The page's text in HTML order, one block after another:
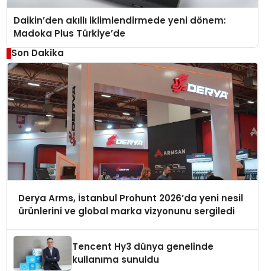
Daikin’den akıllı iklimlendirmede yeni dönem:
Madoka Plus Türkiye’de
Son Dakika
Derya Arms, İstanbul Prohunt 2026’da yeni nesil
ürünlerini ve global marka vizyonunu sergiledi
Tencent Hy3 dünya genelinde
kullanıma sunuldu